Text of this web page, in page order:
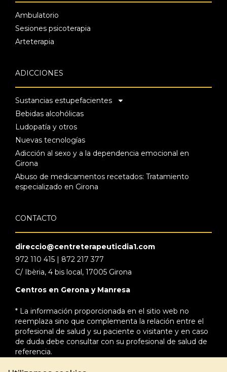
Ambulatorio
Sesiones psicoterapia
Arteterapia
ADICCIONES
Sustancias estupefacientes
Bebidas alcohólicas
Ludopatía y otros
Nuevas tecnologías
Adicción al sexo y a la dependencia emocional en
Girona
Abuso de medicamentos recetados: Tratamiento
especializado en Girona
CONTACTO
direccio@centreterapeuticdia1.com
972 110 415 | 872 217 377
C/ Ibèria, 4 bis local, 17005 Girona
Centros en Gerona y Manresa
* La información proporcionada en el sitio web no
reemplaza sino que complementa la relación entre el
profesional de salud y su paciente o visitante y en caso
de duda debe consultar con su profesional de salud de
referencia.